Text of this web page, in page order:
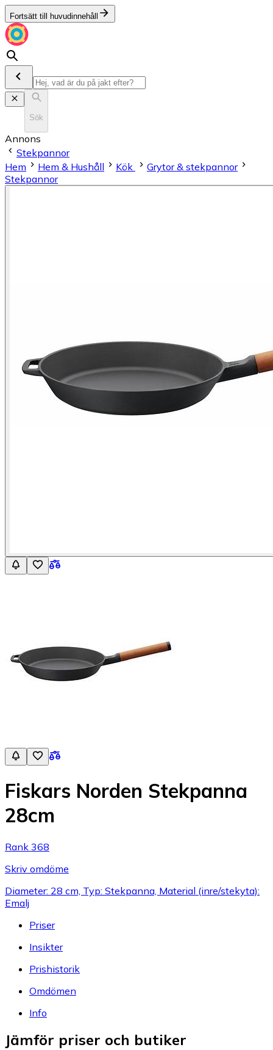
Fortsätt till huvudinnehåll
Sök
Annons
Stekpannor
Hem
Hem & Hushåll Kök
Grytor & stekpannor
Stekpannor
Fiskars Norden Stekpanna
28cm
Rank 368
Skriv omdöme
Diameter: 28 cm, Typ: Stekpanna, Material (inre/stekyta):
Emalj
Priser
Insikter
Prishistorik
Omdömen
Info
Jämför priser och butiker